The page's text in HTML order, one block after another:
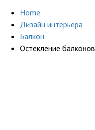
Home
Дизайн интерьера
Балкон
Остекление балконов